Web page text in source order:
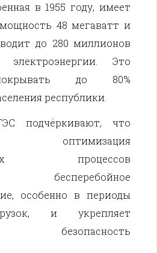
в 1955 году, имеет
48 мегаватт и
до 280 миллионов
электроэнергии. Это
до 80%
республики.
подчёркивают, что
оптимизация
процессов
бесперебойное
особенно в периоды
и укрепляет
безопасность